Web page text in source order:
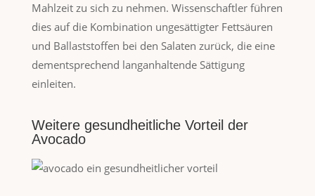
Mahlzeit zu sich zu nehmen. Wissenschaftler führen
dies auf die Kombination ungesättigter Fettsäuren
und Ballaststoffen bei den Salaten zurück, die eine
dementsprechend langanhaltende Sättigung
einleiten.
Weitere gesundheitliche Vorteil der
Avocado